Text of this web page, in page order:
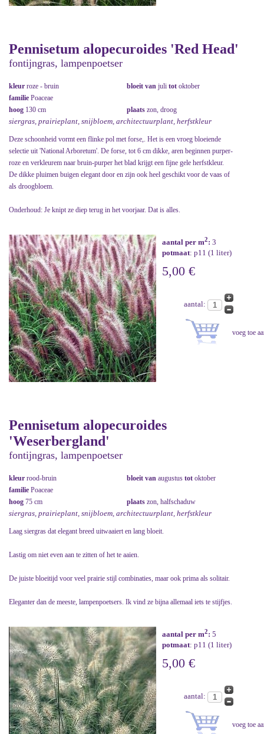
Pennisetum alopecuroides 'Red Head'
fontijngras, lampenpoetser
kleur roze - bruin bloeit van juli tot oktober
familie Poaceae
hoog 130 cm plaats zon, droog
siergras, prairieplant, snijbloem, architectuurplant, herfstkleur
Deze schoonheid vormt een flinke pol met forse,. Het is een vroeg bloeiende
selectie uit 'National Arboretum'. De forse, tot 6 cm dikke, aren beginnen purper-
roze en verkleurem naar bruin-purper het blad krijgt een fijne gele herfstkleur.
De dikke pluimen buigen elegant door en zijn ook heel geschikt voor de vaas of
als droogbloem.
Onderhoud: Je knipt ze diep terug in het voorjaar. Dat is alles.
aantal per m2: 3
potmaat: p11 (1 liter)
5,00 €
aantal:
Pennisetum alopecuroides
'Weserbergland'
fontijngras, lampenpoetser
kleur rood-bruin bloeit van augustus tot oktober
familie Poaceae
hoog 75 cm plaats zon, halfschaduw
siergras, prairieplant, snijbloem, architectuurplant, herfstkleur
Laag siergras dat elegant breed uitwaaiert en lang bloeit.
Lastig om niet even aan te zitten of het te aaien.
De juiste bloeitijd voor veel prairie stijl combinaties, maar ook prima als solitair.
Eleganter dan de meeste, lampenpoetsers. Ik vind ze bijna allemaal iets te stijfjes.
aantal per m2: 5
potmaat: p11 (1 liter)
5,00 €
aantal: